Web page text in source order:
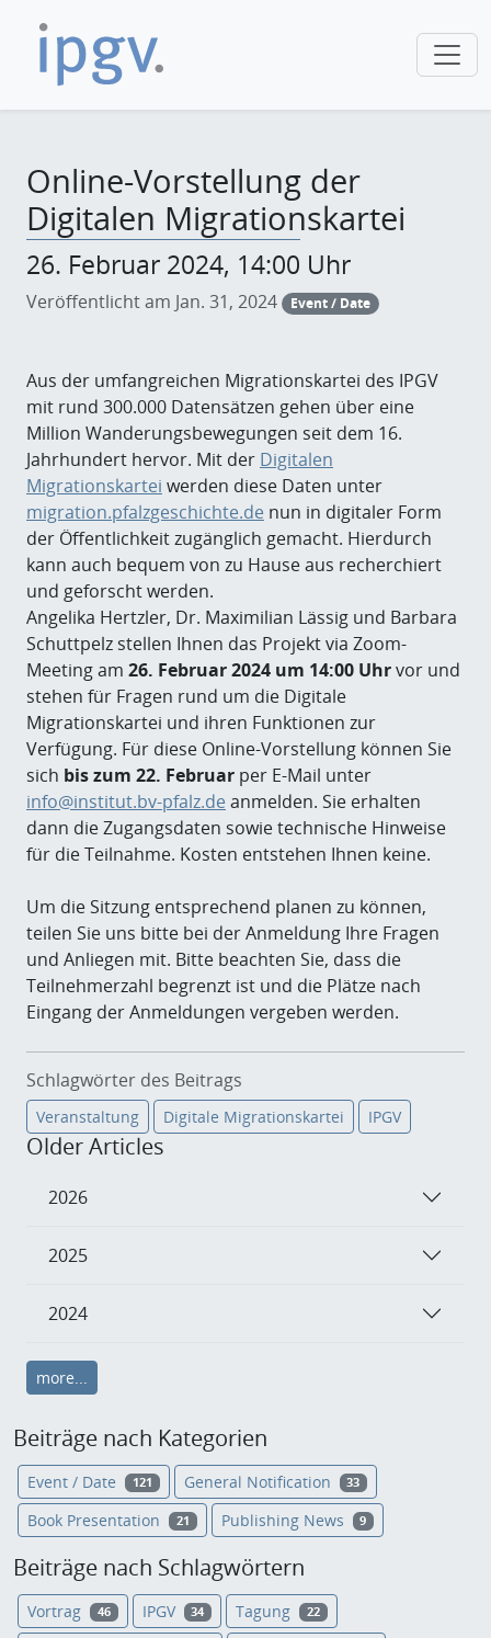
Online-Vorstellung der
Digitalen Migrationskartei
26. Februar 2024, 14:00 Uhr
Veröffentlicht am Jan. 31, 2024 Event / Date
Aus der umfangreichen Migrationskartei des IPGV
mit rund 300.000 Datensätzen gehen über eine
Million Wanderungsbewegungen seit dem 16.
Jahrhundert hervor. Mit der Digitalen
Migrationskartei werden diese Daten unter
migration.pfalzgeschichte.de nun in digitaler Form
der Öffentlichkeit zugänglich gemacht. Hierdurch
kann auch bequem von zu Hause aus recherchiert
und geforscht werden.
Angelika Hertzler, Dr. Maximilian Lässig und Barbara
Schuttpelz stellen Ihnen das Projekt via Zoom-
Meeting am 26. Februar 2024 um 14:00 Uhrvor und
stehen für Fragen rund um die Digitale
Migrationskartei und ihren Funktionen zur
Verfügung. Für diese Online-Vorstellung können Sie
sich bis zum 22. Februar per E-Mail unter
info@institut.bv-pfalz.de anmelden. Sie erhalten
dann die Zugangsdaten sowie technische Hinweise
für die Teilnahme. Kosten entstehen Ihnen keine.
Um die Sitzung entsprechend planen zu können,
teilen Sie uns bitte bei der Anmeldung Ihre Fragen
und Anliegen mit. Bitte beachten Sie, dass die
Teilnehmerzahl begrenzt ist und die Plätze nach
Eingang der Anmeldungen vergeben werden.
Schlagwörter des Beitrags
Veranstaltung Digitale Migrationskartei IPGV
Older Articles
2026
2025
2024
more...
Beiträge nach Kategorien
Event / Date 121 General Notification 33
Book Presentation 21 Publishing News 9
Beiträge nach Schlagwörtern
Vortrag 46 IPGV 34 Tagung 22